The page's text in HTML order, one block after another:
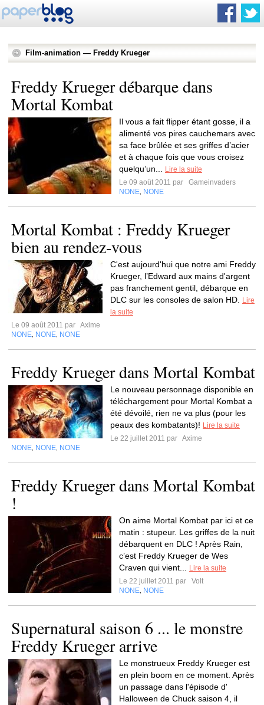
Film-animation — Freddy Krueger
Freddy Krueger débarque dans
Mortal Kombat
Il vous a fait flipper étant gosse, il a
alimenté vos pires cauchemars avec
sa face brûlée et ses griffes d’acier
et à chaque fois que vous croisez
quelqu’un...
Lire la suite
Le 09 août 2011 par
Gameinvaders
NONE NONE
Mortal Kombat : Freddy Krueger
bien au rendez-vous
C'est aujourd'hui que notre ami Freddy
Krueger, l’Edward aux mains d'argent
pas franchement gentil, débarque en
DLC sur les consoles de salon HD.
Lire
la suite
Le 09 août 2011 par Axime
NONE NONE NONE
Freddy Krueger dans Mortal Kombat
Le nouveau personnage disponible en
téléchargement pour Mortal Kombat a
été dévoilé, rien ne va plus (pour les
peaux des kombatants)! Lire la suite
Le 22 juillet 2011 par Axime
NONE NONE NONE
Freddy Krueger dans Mortal Kombat
!
On aime Mortal Kombat par ici et ce
matin : stupeur. Les griffes de la nuit
débarquent en DLC ! Après Rain,
c’est Freddy Krueger de Wes
Craven qui vient...
Lire la suite
Le 22 juillet 2011 par
Volt
NONE NONE
Supernatural saison 6 ... le monstre
Freddy Krueger arrive
Le monstrueux Freddy Krueger est
en plein boom en ce moment. Après
un passage dans l'épisode d'
Halloween de Chuck saison 4, il